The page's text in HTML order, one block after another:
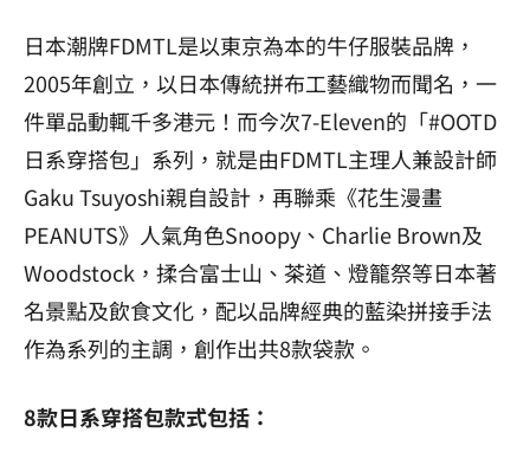
日本潮牌FDMTL是以東京為本的牛仔服裝品牌，
2005年創立，以日本傳統拼布工藝織物而聞名，一
件單品動輒千多港元！而今次7-Eleven的「#OOTD
日系穿搭包」系列，就是由FDMTL主理人兼設計師
Gaku Tsuyoshi親自設計，再聯乘《花生漫畫
PEANUTS》人氣角色Snoopy、Charlie Brown及
Woodstock，揉合富士山、茶道、燈籠祭等日本著
名景點及飲食文化，配以品牌經典的藍染拼接手法
作為系列的主調，創作出共8款袋款。
8款日系穿搭包款式包括：